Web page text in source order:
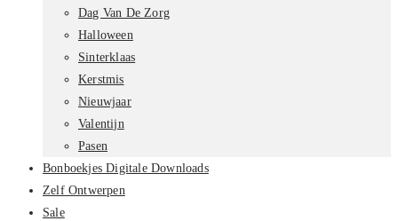
Dag Van De Zorg
Halloween
Sinterklaas
Kerstmis
Nieuwjaar
Valentijn
Pasen
Bonboekjes Digitale Downloads
Zelf Ontwerpen
Sale